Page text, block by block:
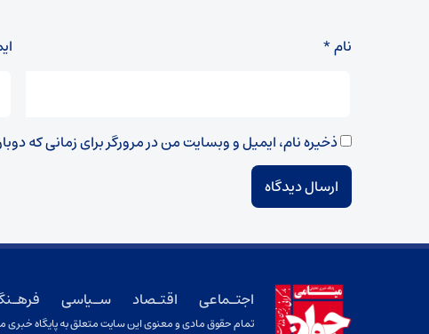
نام*
ذخیره نام، ایمیل و وبسایت من در مرورگر برای زمانی که
اجتـماعی اقتـصاد سـیاسی
تمام حقوق مادی و معنوی این سایت متعلق به پایگاه خبری